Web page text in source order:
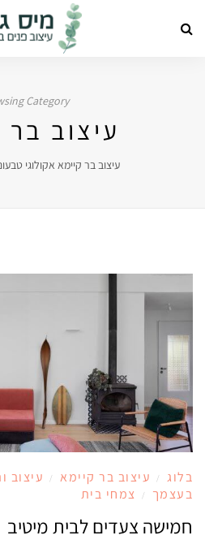
Category
עיצוב בר
עיצוב בר קיימא אקולוגי
בלוג / עיצוב בר קיימא / עיצוב
בעצמך
/ צמחי בית
חמישה צעדים לבית מיטיב